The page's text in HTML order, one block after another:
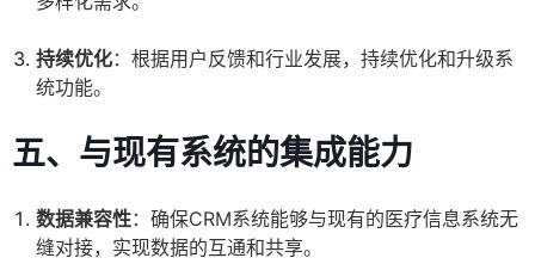
持续优化：根据用户反馈和行业发展，持续优化和升级系
统功能。
五、与现有系统的集成能力
数据兼容性：确保CRM系统能够与现有的医疗信息系统无
缝对接，实现数据的互通和共享。